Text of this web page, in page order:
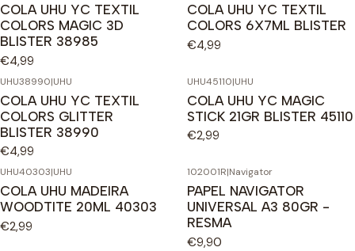
COLA UHU YC TEXTIL
COLORS MAGIC 3D
BLISTER 38985
€4,99
COLA UHU YC TEXTIL
COLORS 6X7ML BLISTER
€4,99
UHU38990|UHU
COLA UHU YC TEXTIL
COLORS GLITTER
BLISTER 38990
€4,99
UHU45110|UHU
COLA UHU YC MAGIC
STICK 21GR BLISTER 45110
€2,99
UHU40303|UHU
COLA UHU MADEIRA
WOODTITE 20ML 40303
€2,99
102001R|Navigator
PAPEL NAVIGATOR
UNIVERSAL A3 80GR -
RESMA
€9,90